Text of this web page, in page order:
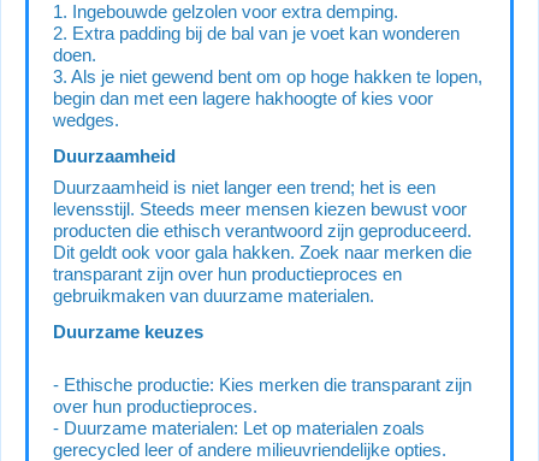
1. Ingebouwde gelzolen voor extra demping.
2. Extra padding bij de bal van je voet kan wonderen
doen.
3. Als je niet gewend bent om op hoge hakken te lopen,
begin dan met een lagere hakhoogte of kies voor
wedges.
Duurzaamheid
Duurzaamheid is niet langer een trend; het is een
levensstijl. Steeds meer mensen kiezen bewust voor
producten die ethisch verantwoord zijn geproduceerd.
Dit geldt ook voor gala hakken. Zoek naar merken die
transparant zijn over hun productieproces en
gebruikmaken van duurzame materialen.
Duurzame keuzes
- Ethische productie: Kies merken die transparant zijn
over hun productieproces.
- Duurzame materialen: Let op materialen zoals
gerecycled leer of andere milieuvriendelijke opties.